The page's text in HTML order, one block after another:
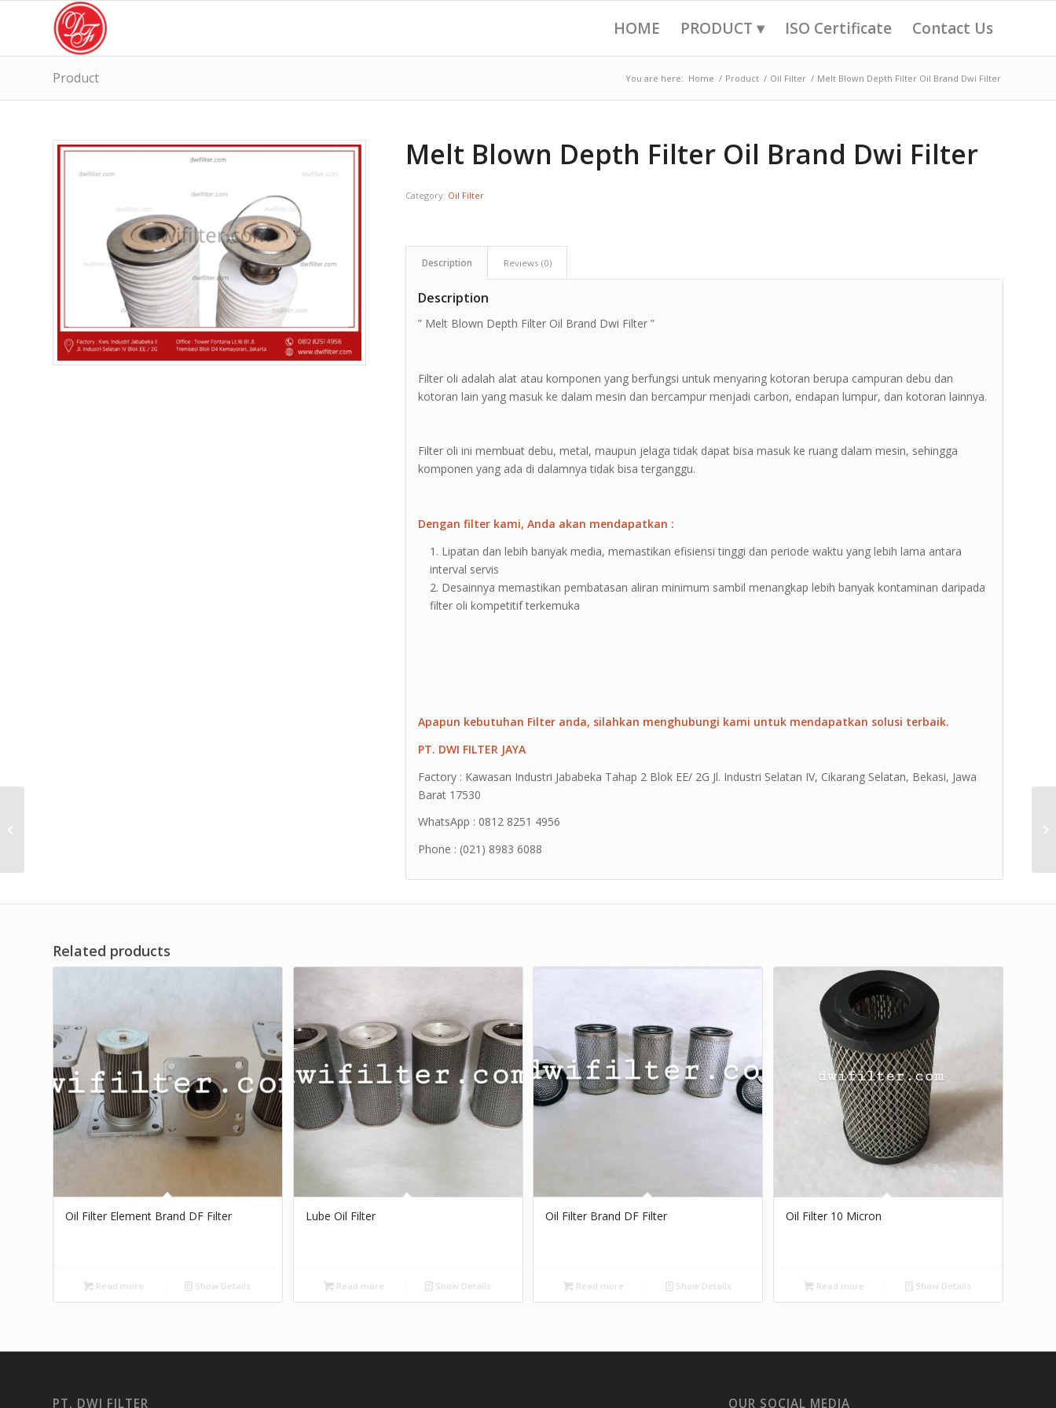
HOME PRODUCT ▾ ISO Certificate Contact Us
Product You are here: Home / Product / Oil Filter / Melt Blown Depth Filter Oil Brand Dwi Filter
Melt Blown Depth Filter Oil Brand Dwi Filter
Category: Oil Filter
Description Reviews (0)
Description
” Melt Blown Depth Filter Oil Brand Dwi Filter ”
Filter oli adalah alat atau komponen yang berfungsi untuk menyaring kotoran berupa campuran debu dan
kotoran lain yang masuk ke dalam mesin dan bercampur menjadi carbon, endapan lumpur, dan kotoran lainnya.
Filter oli ini membuat debu, metal, maupun jelaga tidak dapat bisa masuk ke ruang dalam mesin, sehingga
komponen yang ada di dalamnya tidak bisa terganggu.
Dengan filter kami, Anda akan mendapatkan :
Lipatan dan lebih banyak media, memastikan efisiensi tinggi dan periode waktu yang lebih lama antara
interval servis
Desainnya memastikan pembatasan aliran minimum sambil menangkap lebih banyak kontaminan daripada
filter oli kompetitif terkemuka
Apapun kebutuhan Filter anda, silahkan menghubungi kami untuk mendapatkan solusi terbaik.
PT. DWI FILTER JAYA
Factory : Kawasan Industri Jababeka Tahap 2 Blok EE/ 2G Jl. Industri Selatan IV, Cikarang Selatan, Bekasi, Jawa
Barat 17530
WhatsApp : 0812 8251 4956
Phone : (021) 8983 6088
Related products
Oil Filter Element Brand DF Filter
Read more Show Details
Lube Oil Filter
Read more Show Details
Oil Filter Brand DF Filter
Read more Show Details
Oil Filter 10 Micron
Read more Show Details
PT. DWI FILTER OUR SOCIAL MEDIA